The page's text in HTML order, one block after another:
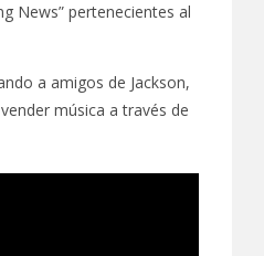
News” pertenecientes al
a amigos de Jackson,
música a través de